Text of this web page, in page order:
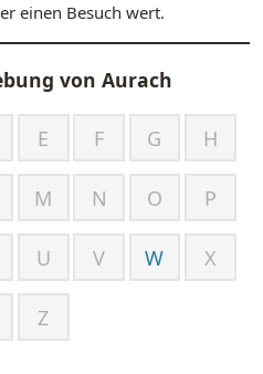
einen Besuch wert.
von Aurach
E F G H
M N O P
U V W X
Z